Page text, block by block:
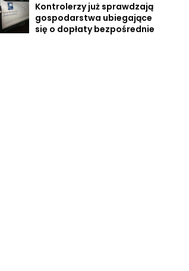
Kontrolerzy już sprawdzają
gospodarstwa ubiegające
się o dopłaty bezpośrednie